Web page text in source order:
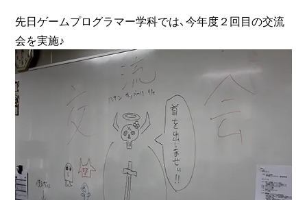
先日ゲームプログラマー学科では、今年度２回目の交流
会を実施♪